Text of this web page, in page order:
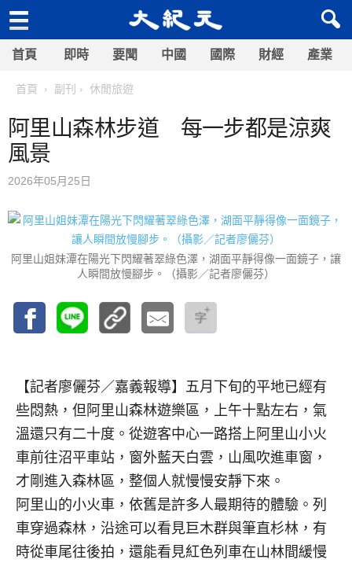
首頁 即時 要聞 中國 國際 財經 產業
首頁 副刊 休閒旅遊
阿里山森林步道 每一步都是涼爽
風景
2026年05月25日
阿里山姐妹潭在陽光下閃耀著翠綠色澤，湖面平靜得像一面鏡子，讓
人瞬間放慢腳步。（攝影／記者廖儷芬）
【記者廖儷芬／嘉義報導】 五月下旬的平地已經有
些悶熱，但阿里山森林遊樂區，上午十點左右，氣
溫還只有二十度。從遊客中心一路搭上阿里山小火
車前往沼平車站，窗外藍天白雲，山風吹進車窗，
才剛進入森林區，整個人就慢慢安靜下來。
阿里山的小火車，依舊是許多人最期待的體驗。列
車穿過森林，沿途可以看見巨木群與筆直杉林，有
時從車尾往後拍，還能看見紅色列車在山林間緩慢